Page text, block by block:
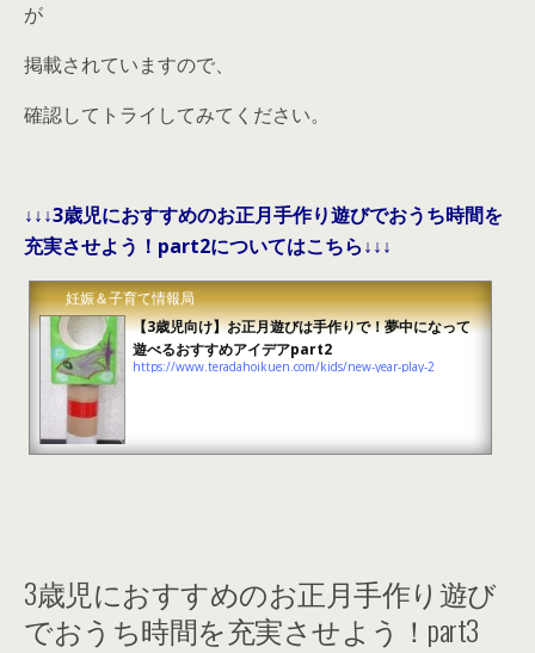
が
掲載されていますので、
確認してトライしてみてください。
↓↓↓3歳児におすすめのお正月手作り遊びでおうち時間を
充実させよう！part2についてはこちら↓↓↓
妊娠＆子育て情報局
【3歳児向け】お正月遊びは手作りで！夢中になって
遊べるおすすめアイデアpart2
https://www.teradahoikuen.com/kids/new-year-play-2
3歳児におすすめのお正月手作り遊び
でおうち時間を充実させよう！part3